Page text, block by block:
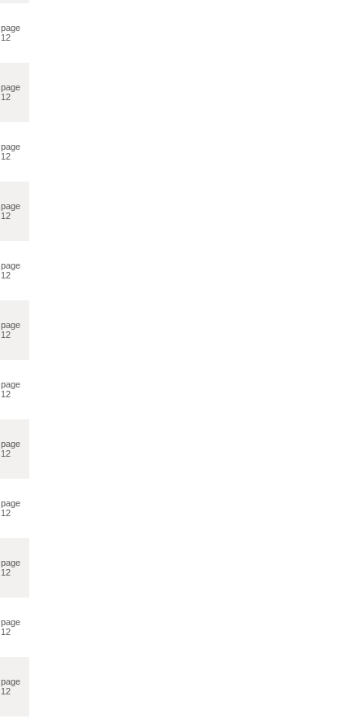
page
12
page
12
page
12
page
12
page
12
page
12
page
12
page
12
page
12
page
12
page
12
page
12